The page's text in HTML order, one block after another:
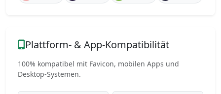
Plattform- & App-Kompatibilität
100% kompatibel mit Favicon, mobilen Apps und
Desktop-Systemen.